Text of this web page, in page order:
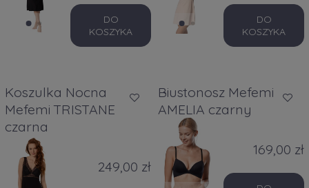
DO
KOSZYKA
DO
KOSZYKA
Koszulka Nocna
Mefemi TRISTANE
czarna
249,00 zł
Biustonosz Mefemi
AMELIA czarny
169,00 zł